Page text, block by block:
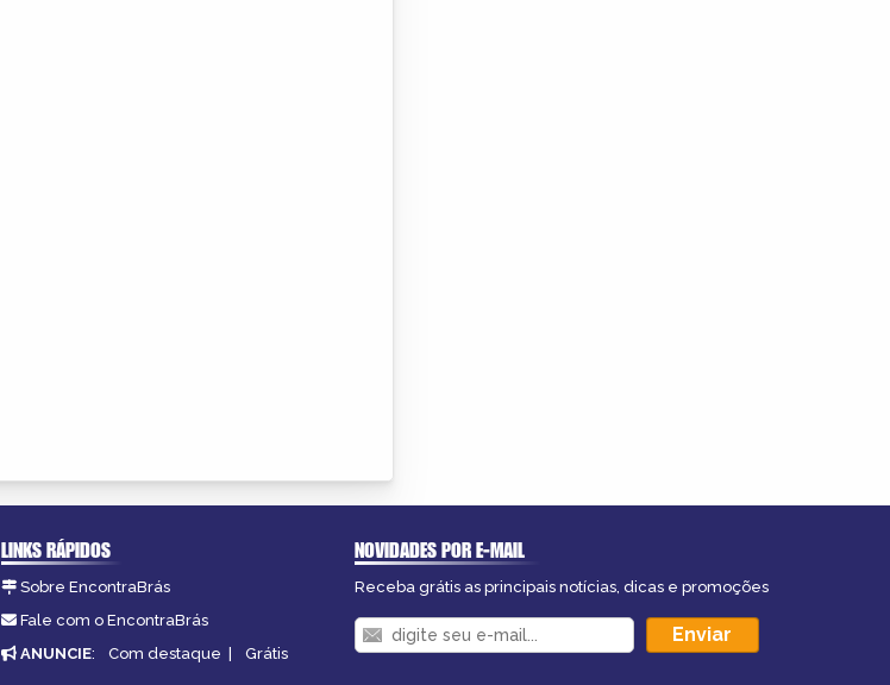
LINKS RÁPIDOS
Sobre EncontraBrás
Fale com o EncontraBrás
ANUNCIE: Com destaque | Grátis
NOVIDADES POR E-MAIL
Receba grátis as principais notícias, dicas e promoções